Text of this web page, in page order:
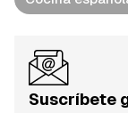
Suscríbete